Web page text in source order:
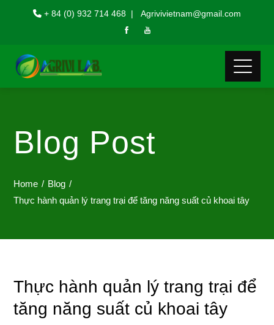
+ 84 (0) 932 714 468 | Agrivivietnam@gmail.com
Blog Post
Home
Blog
Thực hành quản lý trang trại để tăng năng suất củ khoai tây
Thực hành quản lý trang trại để
tăng năng suất củ khoai tây